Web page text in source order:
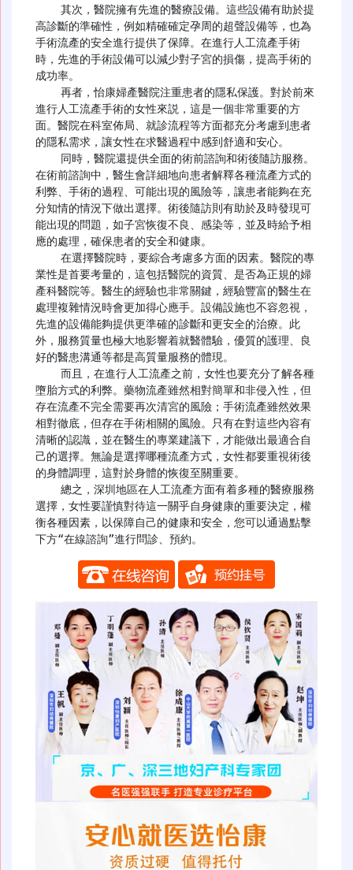
高診斷的準確性，例如精確確定孕周的超聲設備等，也為
手術流產的安全進行提供了保障。在進行人工流產手術
時，先進的手術設備可以減少對子宮的損傷，提高手術的
成功率。
進行人工流產手術的女性來説，這是一個非常重要的方
面。醫院在科室佈局、就診流程等方面都充分考慮到患者
的隱私需求，讓女性在求醫過程中感到舒適和安心。
在術前諮詢中，醫生會詳細地向患者解釋各種流產方式的
利弊、手術的過程、可能出現的風險等，讓患者能夠在充
分知情的情況下做出選擇。術後隨訪則有助於及時發現可
能出現的問題，如子宮恢復不良、感染等，並及時給予相
應的處理，確保患者的安全和健康。
業性是首要考量的，這包括醫院的資質、是否為正規的婦
產科醫院等。醫生的經驗也非常關鍵，經驗豐富的醫生在
處理複雜情況時會更加得心應手。設備設施也不容忽視，
先進的設備能夠提供更準確的診斷和更安全的治療。此
外，服務質量也極大地影響着就醫體驗，優質的護理、良
好的醫患溝通等都是高質量服務的體現。
墮胎方式的利弊。藥物流產雖然相對簡單和非侵入性，但
存在流產不完全需要再次清宮的風險；手術流產雖然效果
相對徹底，但存在手術相關的風險。只有在對這些內容有
清晰的認識，並在醫生的專業建議下，才能做出最適合自
己的選擇。無論是選擇哪種流產方式，女性都要重視術後
的身體調理，這對於身體的恢復至關重要。
選擇，女性要謹慎對待這一關乎自身健康的重要決定，權
衡各種因素，以保障自己的健康和安全，您可以通過點擊
下方“在線諮詢”進行問診、預約。